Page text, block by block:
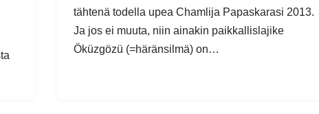
tähtenä todella upea Chamlija Papaskarasi 2013.
Ja jos ei muuta, niin ainakin paikkallislajike
Öküzgözü (=häränsilmä) on…